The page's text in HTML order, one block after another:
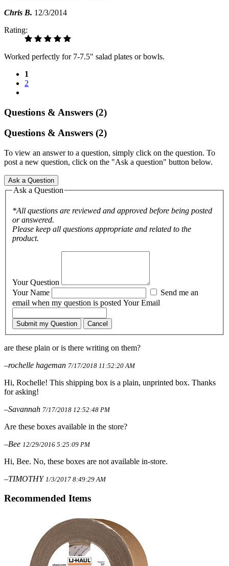
Chris B. 12/3/2014
Rating:
Worked perfectly for 7-7.5" salad plates or bowls.
1
2
Questions & Answers (2)
Questions & Answers (2)
To view an answer to a question, simply click on the question. To
post a new question, click on the "Ask a question" button below.
Ask a Question
Ask a Question
*All questions are reviewed and approved before being posted
or answered.
Please keep all questions appropriate and related to the
product.
Your Question
Your Name
email when my question is posted Your Email
Submit my Question Cancel
are these plain or is there writing on them?
–rochelle hageman 7/17/2018 11:52:20 AM
Hi, Rochelle! This shipping box is a plain, unprinted box. Thanks
for asking!
–Savannah 7/17/2018 12:52:48 PM
Are these boxes available in the store?
–Bee 12/29/2016 5:25:09 PM
Hi, Bee. No, these boxes are not available in-store.
–TIMOTHY 1/3/2017 8:49:29 AM
Recommended Items